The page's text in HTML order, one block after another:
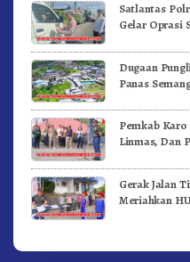
Satlantas
Gelar Oprasi
Dugaan
Panas
Pemkab Karo
Linmas, Dan
Gerak Jalan
Meriahkan